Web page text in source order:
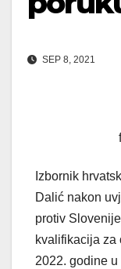
SEP 8, 2021
Izbornik
Dalić nakon
protiv
kvalifikacija za
2022. godine